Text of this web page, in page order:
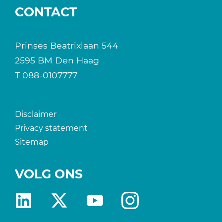
CONTACT
Prinses Beatrixlaan 544
2595 BM Den Haag
T 088-0107777
Disclaimer
Privacy statement
Sitemap
VOLG ONS